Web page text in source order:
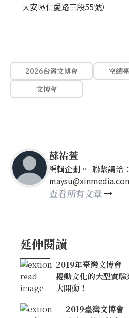
大安區仁愛路三段55號）
2026台灣文博會
空總
文博會
蘇祐萱
編輯企劃。 聯繫請洽：
查看所有文章
延伸閱讀
2019年臺灣文博會
擾動文化的大型實
大開動！
2019臺灣文博會